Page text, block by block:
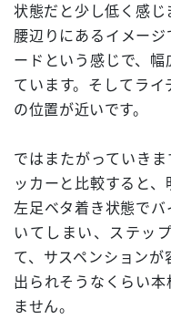
状態だと少し低く感じ
腰辺りにあるイメー
ードという感じで、
ています。そしてラ
の位置が近いです。
ではまたがっていき
ッカーと比較すると、
左足ベタ着き状態で
いてしまい、ステッ
て、サスペンション
出られそうなくらい
ません。